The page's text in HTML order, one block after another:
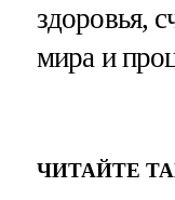
здоровья,
мира и
ЧИТАЙТЕ